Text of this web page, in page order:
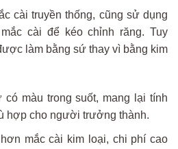
cài truyền thống, cũng sử dụng
cài để kéo chỉnh răng. Tuy
làm bằng sứ thay vì bằng kim
màu trong suốt, mang lại tính
hợp cho người trưởng thành.
mắc cài kim loại, chi phí cao